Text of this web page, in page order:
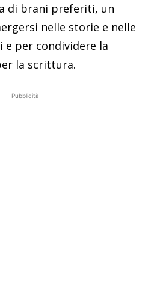
di brani preferiti, un
nelle storie e nelle
per condividere la
la scrittura.
Pubblicità